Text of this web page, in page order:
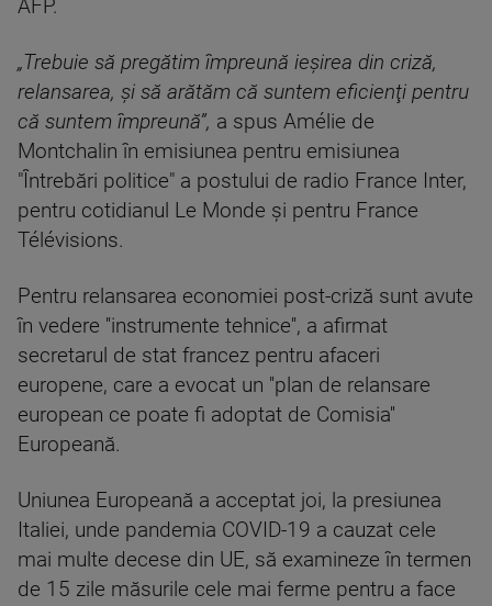
AFP.
„Trebuie să pregătim împreună ieşirea din criză,
relansarea, şi să arătăm că suntem eficienţi pentru
că suntem împreună”, a spus Amélie de
Montchalin în emisiunea pentru emisiunea
"Întrebări politice" a postului de radio France Inter,
pentru cotidianul Le Monde şi pentru France
Télévisions.
Pentru relansarea economiei post-criză sunt avute
în vedere ''instrumente tehnice'', a afirmat
secretarul de stat francez pentru afaceri
europene, care a evocat un ''plan de relansare
european ce poate fi adoptat de Comisia''
Europeană.
Uniunea Europeană a acceptat joi, la presiunea
Italiei, unde pandemia COVID-19 a cauzat cele
mai multe decese din UE, să examineze în termen
de 15 zile măsurile cele mai ferme pentru a face